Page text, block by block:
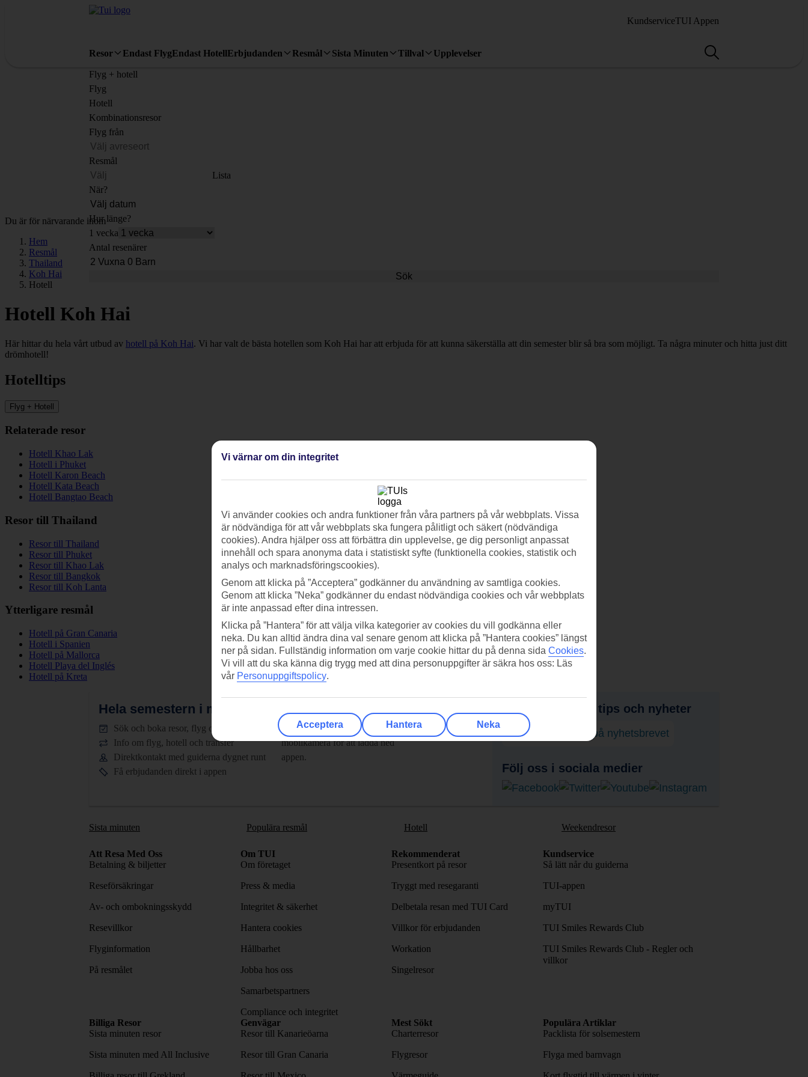
KundserviceTUI Appen
Resor Endast FlygEndast HotellErbjudanden Resmål Sista Minuten Tillval Upplevelser
Flyg + hotell
Flyg
Hotell
Kombinationsresor
Flyg från
Resmål
Lista
När?
Hur länge?
1 vecka
Antal resenärer
Sök
Du är för närvarande inom
Hem
Resmål
Thailand
Koh Hai
Hotell
Hotell Koh Hai
Här hittar du hela vårt utbud av hotell på Koh Hai. Vi har valt de bästa hotellen som Koh Hai har att erbjuda för att kunna säkerställa att din semester blir så bra som möjligt. Ta några minuter och hitta just ditt
drömhotell!
Hotelltips
Flyg + Hotell
Relaterade resor
Hotell Khao Lak
Hotell i Phuket
Hotell Karon Beach
Hotell Kata Beach
Hotell Bangtao Beach
Resor till Thailand
Resor till Thailand
Resor till Phuket
Resor till Khao Lak
Resor till Bangkok
Resor till Koh Lanta
Ytterligare resmål
Hotell på Gran Canaria
Hotell i Spanien
Hotell på Mallorca
Hotell Playa del Inglés
Hotell på Kreta
Hela semestern i mobilen. Ladda ner TUI-appen idag!
Sök och boka resor, flyg och hotell
Info om flyg, hotell och transfer
Direktkontakt med guiderna dygnet runt
Få erbjudanden direkt i appen
Scanna QR-koden med din
mobilkamera för att ladda ned
appen.
Få erbjudanden, tips och nyheter
Prenumerera på nyhetsbrevet
Följ oss i sociala medier
Sista minuten Populära resmål Hotell Weekendresor
Att Resa Med Oss
Betalning & biljetter
Reseförsäkringar
Av- och ombokningsskydd
Resevillkor
Flyginformation
På resmålet
Om TUI
Om företaget
Press & media
Integritet & säkerhet
Hantera cookies
Hållbarhet
Jobba hos oss
Samarbetspartners
Compliance och integritet
Rekommenderat
Presentkort på resor
Tryggt med resegaranti
Delbetala resan med TUI Card
Villkor för erbjudanden
Workation
Singelresor
Kundservice
Så lätt når du guiderna
TUI-appen
myTUI
TUI Smiles Rewards Club
TUI Smiles Rewards Club - Regler och
villkor
Billiga Resor
Sista minuten resor
Sista minuten med All Inclusive
Genvägar
Resor till Kanarieöarna
Resor till Gran Canaria
Mest Sökt
Charterresor
Flygresor
Populära Artiklar
Packlista för solsemestern
Flyga med barnvagn
Vi värnar om din integritet
Vi använder cookies och andra funktioner från våra partners på vår webbplats. Vissa
är nödvändiga för att vår webbplats ska fungera pålitligt och säkert (nödvändiga
cookies). Andra hjälper oss att förbättra din upplevelse, ge dig personligt anpassat
innehåll och spara anonyma data i statistiskt syfte (funktionella cookies, statistik och
analys och marknadsföringscookies).
Genom att klicka på ”Acceptera” godkänner du användning av samtliga cookies.
Genom att klicka ”Neka” godkänner du endast nödvändiga cookies och vår webbplats
är inte anpassad efter dina intressen.
Klicka på ”Hantera” för att välja vilka kategorier av cookies du vill godkänna eller
neka. Du kan alltid ändra dina val senare genom att klicka på ”Hantera cookies” längst
ner på sidan. Fullständig information om varje cookie hittar du på denna sida Cookies.
Vi vill att du ska känna dig trygg med att dina personuppgifter är säkra hos oss: Läs
vår Personuppgiftspolicy.
Acceptera Hantera Neka